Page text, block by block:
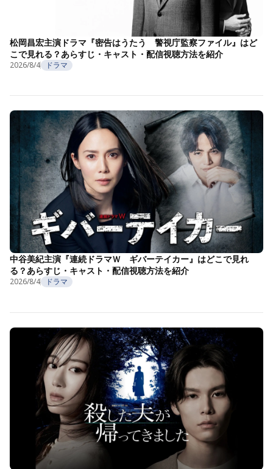
松岡昌宏主演ドラマ『密告はうたう 警視庁監察ファイル』はど
こで見れる？あらすじ・キャスト・配信視聴方法を紹介
2026/8/4 ドラマ
中谷美紀主演『連続ドラマＷ ギバーテイカー』はどこで見れ
る？あらすじ・キャスト・配信視聴方法を紹介
2026/8/4 ドラマ